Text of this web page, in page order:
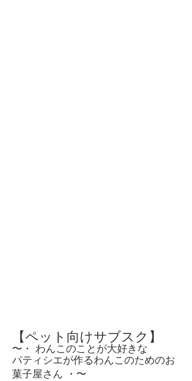
【ペット向けサブスク】
〜・ わんこのことが大好きな
パティシエが作るわんこのためのお
菓子屋さん ・〜